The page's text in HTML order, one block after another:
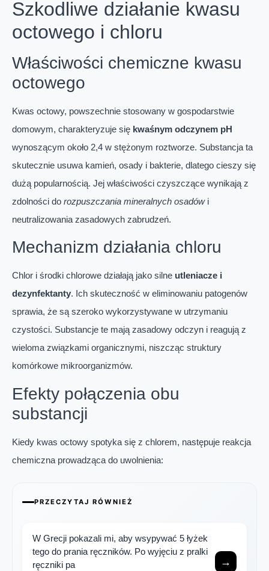
Szkodliwe działanie kwasu
octowego i chloru
Właściwości chemiczne kwasu
octowego
Kwas octowy, powszechnie stosowany w gospodarstwie
domowym, charakteryzuje się kwaśnym odczynem pH
wynoszącym około 2,4 w stężonym roztworze. Substancja ta
skutecznie usuwa kamień, osady i bakterie, dlatego cieszy się
dużą popularnością. Jej właściwości czyszczące wynikają z
zdolności do rozpuszczania mineralnych osadówi
neutralizowania zasadowych zabrudzeń.
Mechanizm działania chloru
Chlor i środki chlorowe działają jako silne utleniacze i
dezynfektanty. Ich skuteczność w eliminowaniu patogenów
sprawia, że są szeroko wykorzystywane w utrzymaniu
czystości. Substancje te mają zasadowy odczyn i reagują z
wieloma związkami organicznymi, niszcząc struktury
komórkowe mikroorganizmów.
Efekty połączenia obu
substancji
Kiedy kwas octowy spotyka się z chlorem, następuje reakcja
chemiczna prowadząca do uwolnienia:
PRZECZYTAJ RÓWNIEŻ
W Grecji pokazali mi, aby wsypywać 5 łyżek
tego do prania ręczników. Po wyjęciu z pralki
ręczniki pa
→